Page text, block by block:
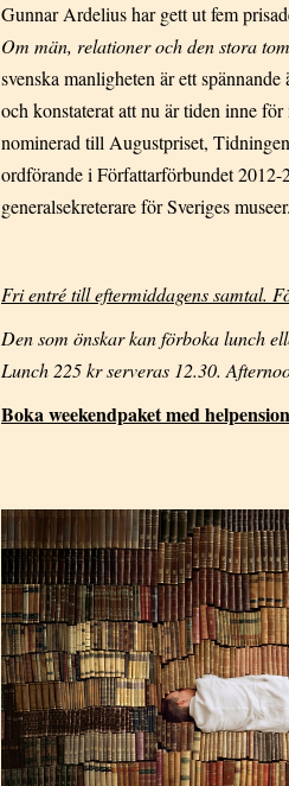
Gunnar Ardelius har gett ut fem
Om män, relationer och den stora
svenska manligheten är ett
och konstaterat att nu är tiden inne
nominerad till Augustpriset,
ordförande i Författarförbundet
generalsekreterare för Sveriges
Fri entré till eftermiddagens samtal.
Den som önskar kan förboka lunch
Lunch 225 kr serveras 12.30.
Boka weekendpaket med